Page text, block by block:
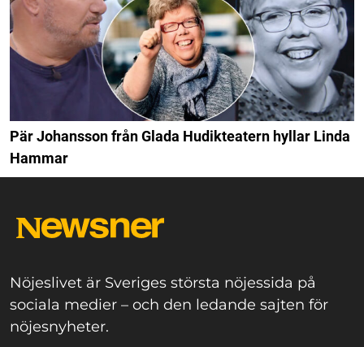
Pär Johansson från Glada Hudikteatern hyllar Linda
Hammar
Nöjeslivet är Sveriges största nöjessida på
sociala medier – och den ledande sajten för
nöjesnyheter.